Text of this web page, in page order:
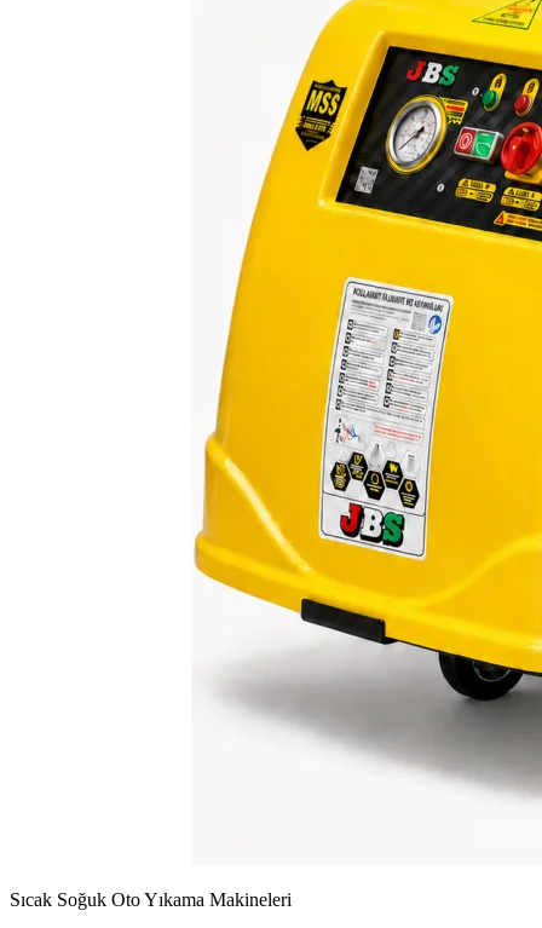
Sıcak Soğuk Oto Yıkama Makineleri